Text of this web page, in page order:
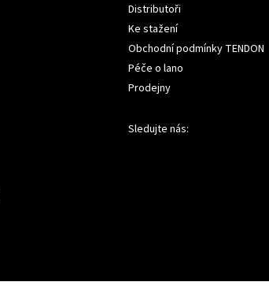
Distributoři
Ke stažení
Obchodní podmínky TENDON
Péče o lano
Prodejny
Sledujte nás: